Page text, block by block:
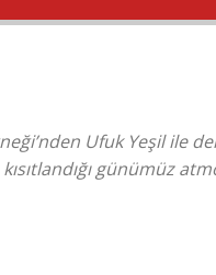
Ufuk Yeşil ile
günümüz